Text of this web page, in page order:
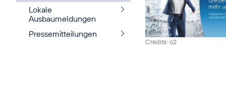
Lokale
Ausbaumeldungen
Pressemitteilungen
Credits: o2